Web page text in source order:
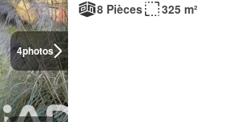
4photos
8 Pièces
325 m²